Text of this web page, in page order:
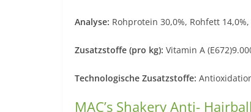
Analyse: Rohprotein 30,0%, Rohfett
Zusatzstoffe (pro kg): Vitamin A
Technologische Zusatzstoffe:
MAC’s Shakery Anti- Hairball